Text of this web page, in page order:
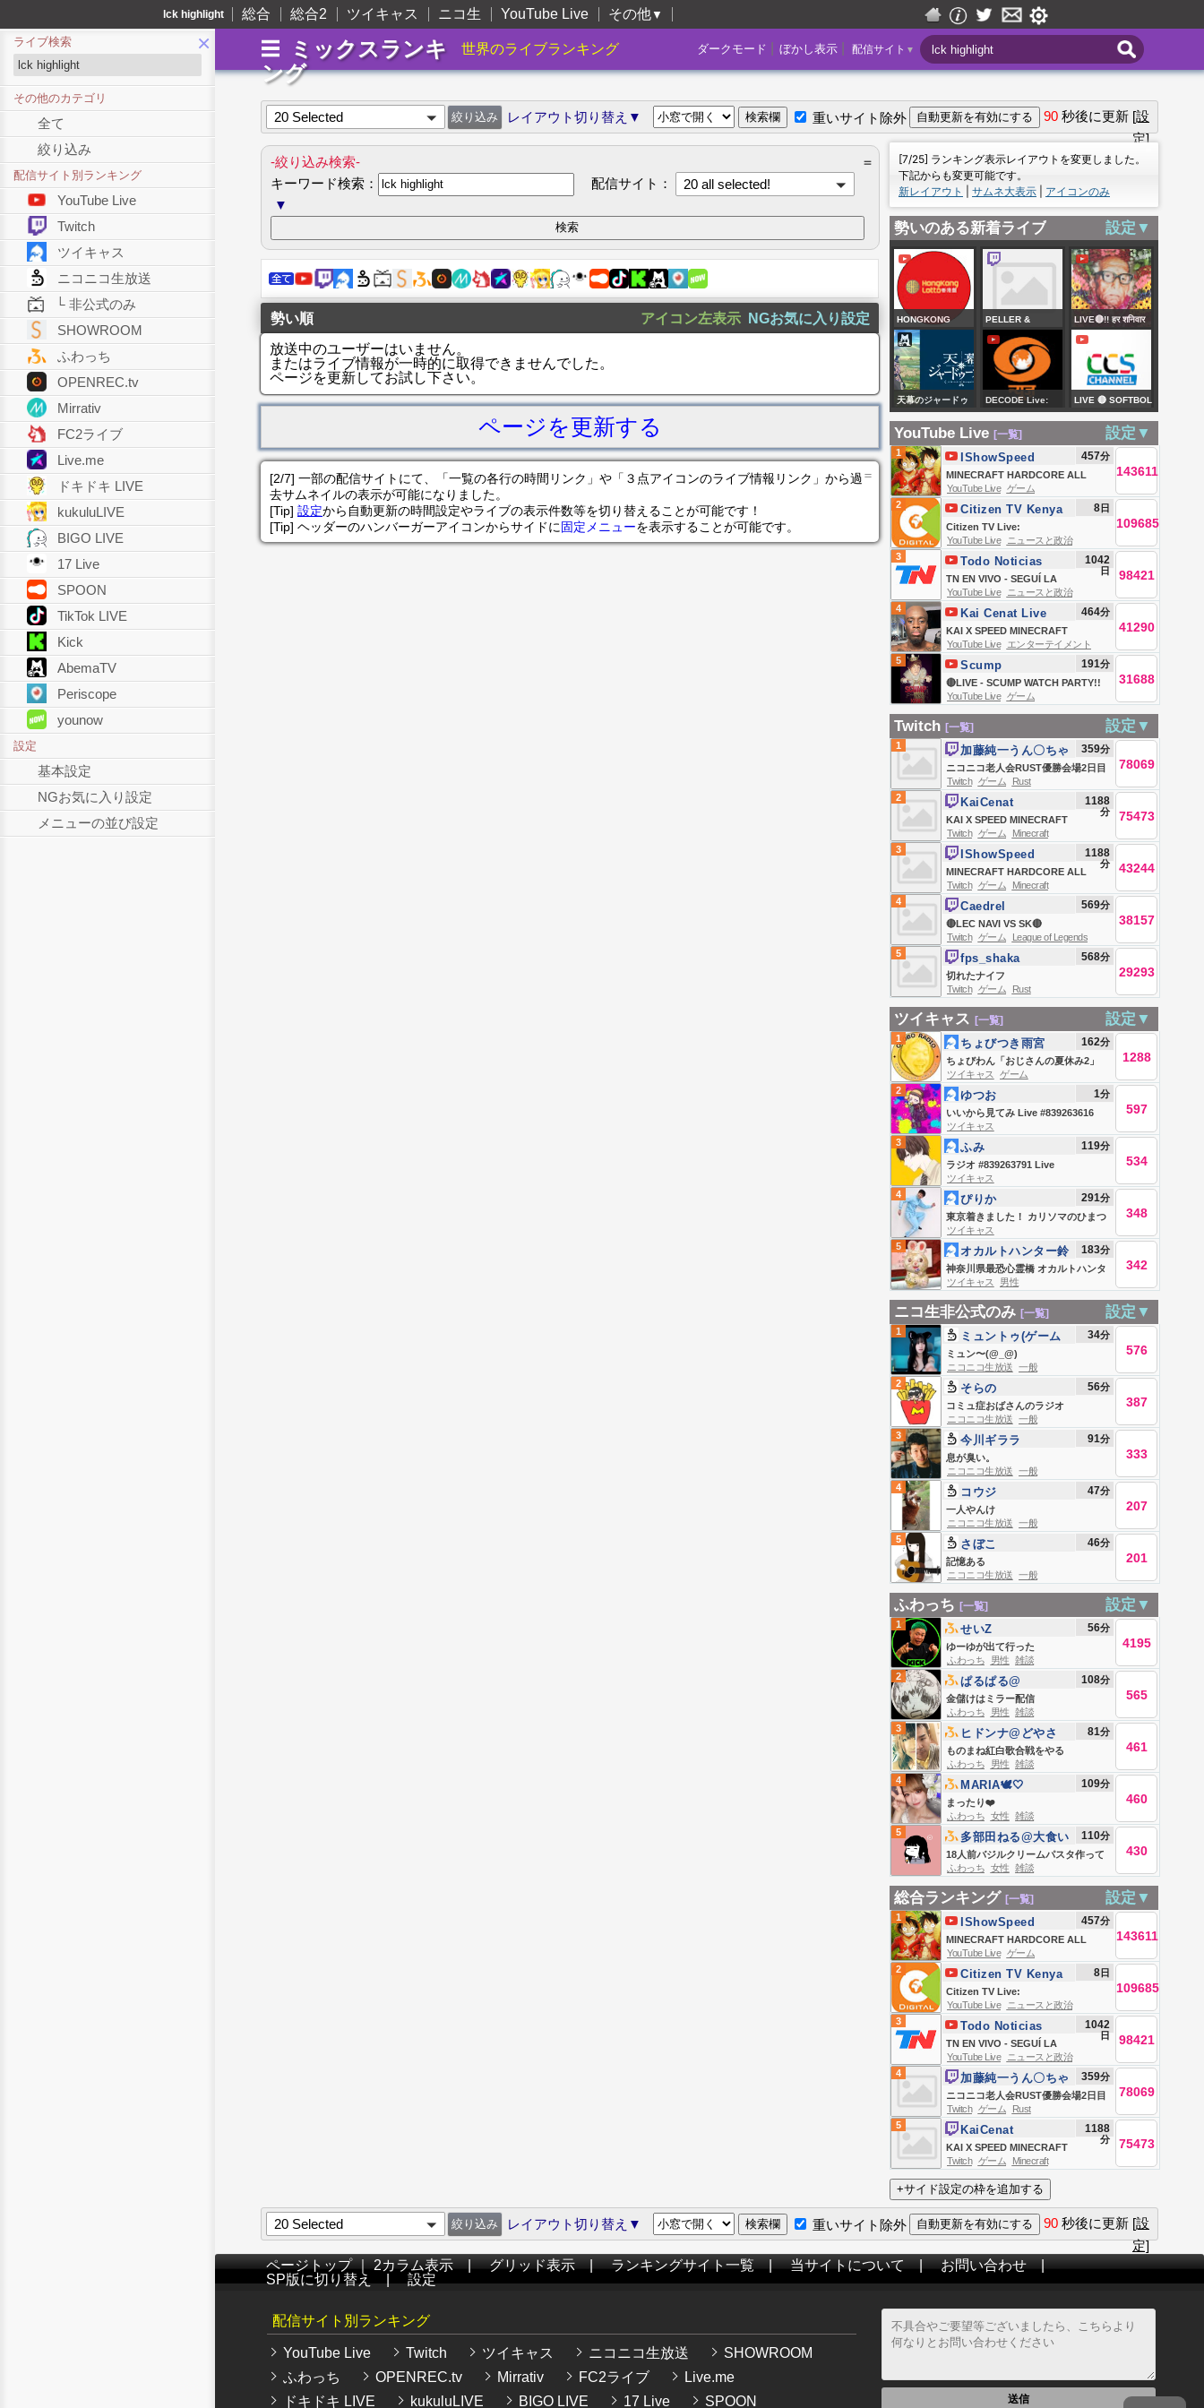
lck highlight 総合 総合2 ツイキャス ニコ生 YouTube Live その他▼
ミックスランキ
ング
世界のライブランキング 配信サイト ▼
ぼかし表示
ダークモード
×
ライブ検索
その他のカテゴリ
全て
絞り込み
配信サイト別ランキング
YouTube Live
Twitch
ツイキャス
ニコニコ生放送
└ 非公式のみ
SHOWROOM
ふわっち
OPENREC.tv
Mirrativ
FC2ライブ
Live.me
ドキドキ LIVE
kukuluLIVE
BIGO LIVE
17 Live
SPOON
TikTok LIVE
Kick
AbemaTV
Periscope
younow
設定
基本設定
NGお気に入り設定
メニューの並び設定
20 Selected レイアウト切り替え▼ 重いサイト除外 90 秒後に更新 [設
定]
-絞り込み検索-
＝
キーワード検索：
配信サイト：
20 all selected!
▼
勢い順 アイコン左表示
NGお気に入り設定
放送中のユーザーはいません。
またはライブ情報が一時的に取得できませんでした。
ページを更新してお試し下さい。
ページを更新する
＝
[2/7] 一部の配信サイトにて、「一覧の各行の時間リンク」や「３点アイコンのライブ情報リンク」から過
去サムネイルの表示が可能になりました。
[Tip] 設定から自動更新の時間設定やライブの表示件数等を切り替えることが可能です！
[Tip] ヘッダーのハンバーガーアイコンからサイドに固定メニューを表示することが可能です。
[7/25] ランキング表示レイアウトを変更しました。
下記からも変更可能です。
新レイアウト
サムネ大表示 アイコンのみ
勢いのある新着ライブ 設定▼
HONGKONG
LOTTO LIVE
STREAM TODAY
AUGUST 08, 2026
PELLER &
JARVIS WHITE
WEDDING
JARPEL2026🎊🤩
🤩
LIVE🔴!! हर शनिवार
विशेष संकल्प | karauli
shankar mahadev
08-08-2026 !!
天幕のジャードゥ
ーガル #7【最新
DECODE Live:
Sudhir Chaudhary
| IIT Delhi | PM
Modi | Baba
Bageshwar | Gen
Z | DD News
LIVE 🔴 SOFTBOL
MASCULINO🥎🔵
REPÚBLICA
DOMINICANA vs
SANTO DOMINGO
YouTube Live [一覧] 設定▼
1
MINECRAFT HARDCORE ALL
BOSSES DAY 2 🍄🔨🧟‍♂️ft. KaiCenat
IShowSpeed 457分
143611
YouTube Live ゲーム
2
Citizen TV Live:
Citizen TV Kenya 8日
109685
YouTube Live
ニュースと政治
3
TN EN VIVO - SEGUÍ LA
TRANSMISIÓN EN VIVO DE TODO
NOTICIAS
Todo Noticias 1042
日 98421
YouTube Live
ニュースと政治
4
KAI X SPEED MINECRAFT
MARATHON BEATING ALL
BOSSES *HARDCORE* DAY 1
PART 2
Kai Cenat Live 464分
41290
YouTube Live
エンターテイメント
5
🔴LIVE - SCUMP WATCH PARTY!!
OpTic GAMING vs FAZE |
ESPORTS WORLD CUP DAY 4
Scump 191分
31688
YouTube Live ゲーム
Twitch [一覧] 設定▼
1
ニコニコ老人会RUST優勝会場2日目
夜の部
加藤純一うん〇ちゃ
ん
359分
78069
Twitch ゲーム
Rust
2
KAI X SPEED MINECRAFT
MARATHON BEATING ALL
BOSSES *HARDCORE* (Wither,
Warden, Elder Guardian, Ender
Dragon)
KaiCenat 1188
分 75473
Twitch ゲーム
Minecraft
3
MINECRAFT HARDCORE ALL
BOSSES DAY 2 🍄🔨🧟‍♂️ft. KaiCenat
IShowSpeed 1188
分 43244
Twitch ゲーム
Minecraft
4
🔴LEC NAVI VS SK🔴
Caedrel 569分
38157
Twitch ゲーム
League of Legends
5
切れたナイフ
fps_shaka 568分
29293
Twitch ゲーム Rust
ツイキャス [一覧] 設定▼
1
ちょびわん「おじさんの夏休み2」
おこぼレイディオ
ちょびつき雨宮 162分
1288
ツイキャス
ゲーム
2
いいから見てみ Live #839263616
ゆつお 1分
597
ツイキャス
3
ラジオ #839263791 Live
#839263791
ふみ 119分
534
ツイキャス
4
東京着きました！ カリソマのひまつ
ぶし
ぴりか 291分
348
ツイキャス
5
神奈川県最恐心霊橋 オカルトハンタ
ー鈴木大輔
オカルトハンター鈴
木大輔
183分
342
ツイキャス 男性
ニコ生非公式のみ [一覧] 設定▼
1
ミュン〜(@_@)
ミュントゥ(ゲーム
用)
34分
576
ニコニコ生放送 一般
2
コミュ症おばさんのラジオ
そらの 56分
387
ニコニコ生放送 一般
3
息が臭い。
今川ギララ 91分
333
ニコニコ生放送 一般
4
一人やんけ
コウジ 47分
207
ニコニコ生放送 一般
5
記憶ある
さぼこ 46分
201
ニコニコ生放送 一般
ふわっち [一覧] 設定▼
1
ゆーゆが出て行った
せいZ 56分
4195
ふわっち 男性 雑談
2
金儲けはミラー配信
ぱるぱる@ 108分
565
ふわっち 男性 雑談
3
ものまね紅白歌合戦をやる
ヒドンナ@どやさ 81分
461
ふわっち 男性 雑談
4
まったり❤️
MARIA🕊🤍 109分
460
ふわっち 女性 雑談
5
18人前バジルクリームパスタ作って
大食い祭【第928回】
多部田ねる@大食い 110分
430
ふわっち 女性 雑談
総合ランキング [一覧] 設定▼
1
MINECRAFT HARDCORE ALL
BOSSES DAY 2 🍄🔨🧟‍♂️ft. KaiCenat
IShowSpeed 457分
143611
YouTube Live ゲーム
2
Citizen TV Live:
Citizen TV Kenya 8日
109685
YouTube Live
ニュースと政治
3
TN EN VIVO - SEGUÍ LA
TRANSMISIÓN EN VIVO DE TODO
NOTICIAS
Todo Noticias 1042
日 98421
YouTube Live
ニュースと政治
4
ニコニコ老人会RUST優勝会場2日目
夜の部
加藤純一うん〇ちゃ
ん
359分
78069
Twitch ゲーム
Rust
5
KAI X SPEED MINECRAFT
MARATHON BEATING ALL
BOSSES *HARDCORE* (Wither,
Warden, Elder Guardian, Ender
Dragon)
KaiCenat 1188
分 75473
Twitch ゲーム Minecraft
20 Selected レイアウト切り替え▼ 重いサイト除外 90 秒後に更新 [設
定]
ページトップ｜2カラム表示|グリッド表示|ランキングサイト一覧|当サイトについて|お問い合わせ|
SP版に切り替え
設定
配信サイト別ランキング
YouTube Live Twitch ツイキャス ニコニコ生放送
SHOWROOM
ふわっち
OPENREC.tv Mirrativ FC2ライブ
Live.me
ドキドキ LIVE
kukuluLIVE BIGO LIVE 17 Live SPOON 送信